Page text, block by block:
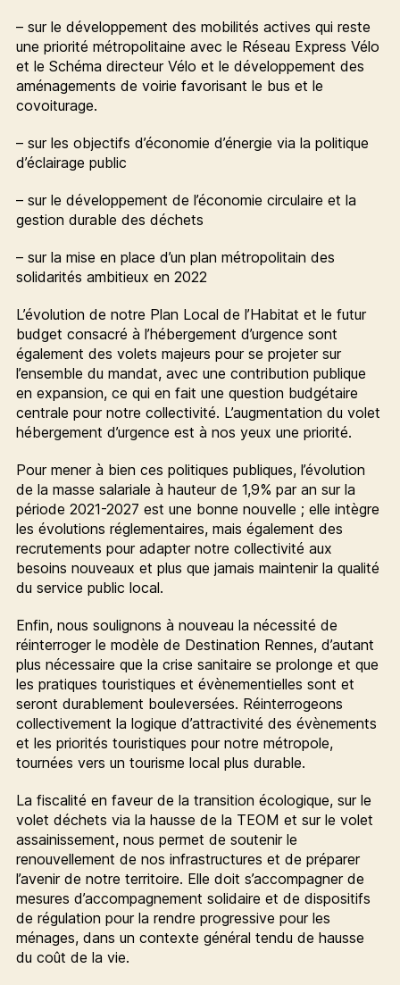
– sur le développement des mobilités actives qui reste
une priorité métropolitaine avec le Réseau Express Vélo
et le Schéma directeur Vélo et le développement des
aménagements de voirie favorisant le bus et le
covoiturage.
– sur les objectifs d’économie d’énergie via la politique
d’éclairage public
– sur le développement de l’économie circulaire et la
gestion durable des déchets
– sur la mise en place d’un plan métropolitain des
solidarités ambitieux en 2022
L’évolution de notre Plan Local de l’Habitat et le futur
budget consacré à l’hébergement d’urgence sont
également des volets majeurs pour se projeter sur
l’ensemble du mandat, avec une contribution publique
en expansion, ce qui en fait une question budgétaire
centrale pour notre collectivité. L’augmentation du volet
hébergement d’urgence est à nos yeux une priorité.
Pour mener à bien ces politiques publiques, l’évolution
de la masse salariale à hauteur de 1,9% par an sur la
période 2021-2027 est une bonne nouvelle ; elle intègre
les évolutions réglementaires, mais également des
recrutements pour adapter notre collectivité aux
besoins nouveaux et plus que jamais maintenir la qualité
du service public local.
Enfin, nous soulignons à nouveau la nécessité de
réinterroger le modèle de Destination Rennes, d’autant
plus nécessaire que la crise sanitaire se prolonge et que
les pratiques touristiques et évènementielles sont et
seront durablement bouleversées. Réinterrogeons
collectivement la logique d’attractivité des évènements
et les priorités touristiques pour notre métropole,
tournées vers un tourisme local plus durable.
La fiscalité en faveur de la transition écologique, sur le
volet déchets via la hausse de la TEOM et sur le volet
assainissement, nous permet de soutenir le
renouvellement de nos infrastructures et de préparer
l’avenir de notre territoire. Elle doit s’accompagner de
mesures d’accompagnement solidaire et de dispositifs
de régulation pour la rendre progressive pour les
ménages, dans un contexte général tendu de hausse
du coût de la vie.